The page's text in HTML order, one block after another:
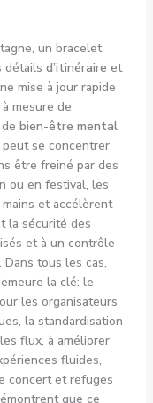
un bracelet
détails d’itinéraire et
mise à jour rapide
mesure de
bien-être mental
se concentrer
être freiné par des
ou en festival, les
et accélèrent
la sécurité des
et à un contrôle
Dans tous les cas,
la clé: le
les organisateurs
la standardisation
flux, à améliorer
fluides,
concert et refuges
que ce